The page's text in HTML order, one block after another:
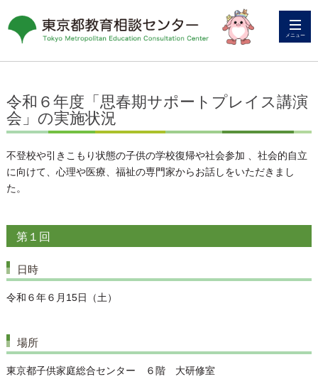
メニュー
令和６年度「思春期サポートプレイス講演
会」の実施状況
不登校や引きこもり状態の子供の学校復帰や社会参加 、社会的自立
に向けて、心理や医療、福祉の専門家からお話しをいただきまし
た。
第１回
日時
令和６年６月15日（土）
場所
東京都子供家庭総合センター ６階 大研修室